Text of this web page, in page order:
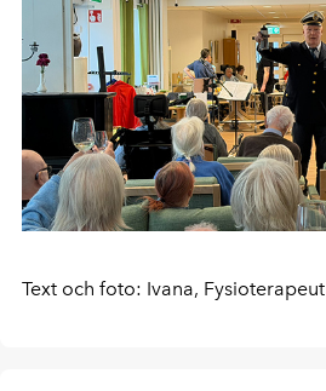
Text och foto: Ivana, Fysioterapeut